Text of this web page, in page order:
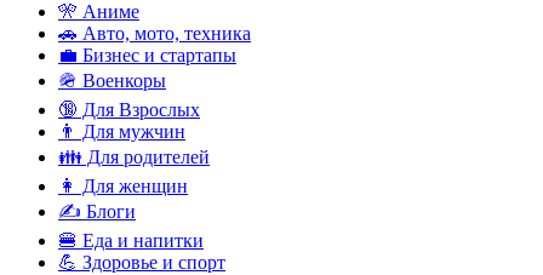
🎌 Аниме
🚗 Авто, мото, техника
💼 Бизнес и стартапы
🪖 Военкоры
🔞 Для Взрослых
👨 Для мужчин
👪 Для родителей
👩 Для женщин
✍️ Блоги
🍔 Еда и напитки
💪 Здоровье и спорт